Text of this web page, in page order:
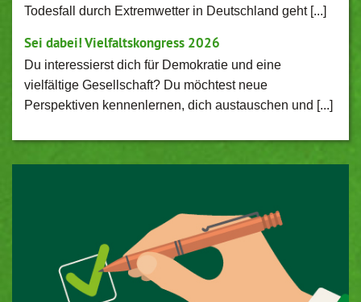
Todesfall durch Extremwetter in Deutschland geht [...]
Sei dabei! Vielfaltskongress 2026
Du interessierst dich für Demokratie und eine
vielfältige Gesellschaft? Du möchtest neue
Perspektiven kennenlernen, dich austauschen und [...]